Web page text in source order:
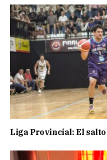
Liga Provincial: El